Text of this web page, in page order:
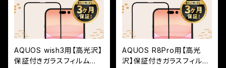
AQUOS wish3用【高光沢】
保証付きガラスフィルム
AQUOS R8Pro用【高光
沢】保証付きガラスフィルム